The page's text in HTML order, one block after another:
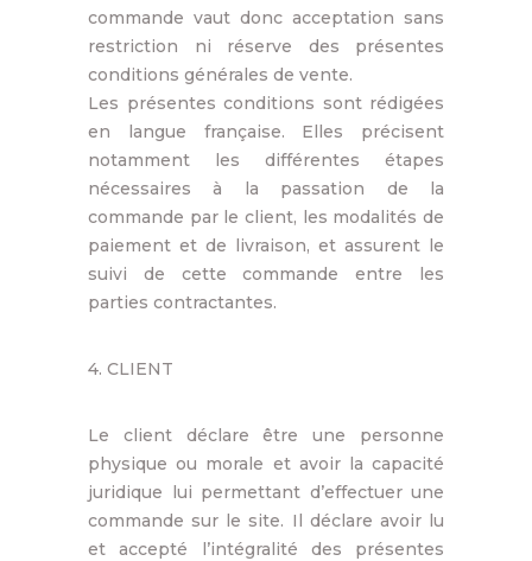
commande vaut donc acceptation sans
restriction ni réserve des présentes
conditions générales de vente.
Les présentes conditions sont rédigées
en langue française. Elles précisent
notamment les différentes étapes
nécessaires à la passation de la
commande par le client, les modalités de
paiement et de livraison, et assurent le
suivi de cette commande entre les
parties contractantes.
4. CLIENT
Le client déclare être une personne
physique ou morale et avoir la capacité
juridique lui permettant d’effectuer une
commande sur le site. Il déclare avoir lu
et accepté l’intégralité des présentes